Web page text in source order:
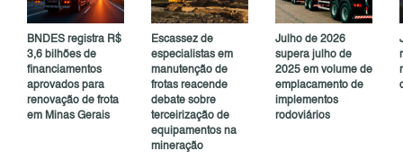
BNDES registra R$
3,6 bilhões de
financiamentos
aprovados para
renovação de frota
em Minas Gerais
Escassez de
especialistas em
manutenção de
frotas reacende
debate sobre
terceirização de
equipamentos na
mineração
Julho de 2026
supera julho de
2025 em volume de
emplacamento de
implementos
rodoviários